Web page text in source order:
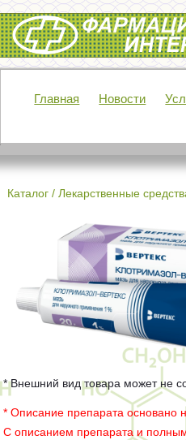
Интернет-аптека Фармация
Главная Новости
Каталог / Лекарственные
* Внешний вид товара может не
* Описание препарата основано
С описанием препарата и